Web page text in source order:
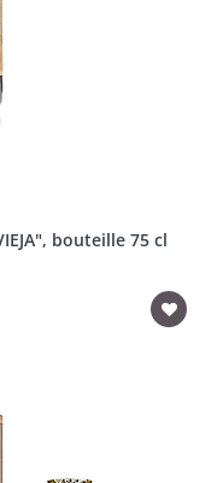
bouteille 75 cl